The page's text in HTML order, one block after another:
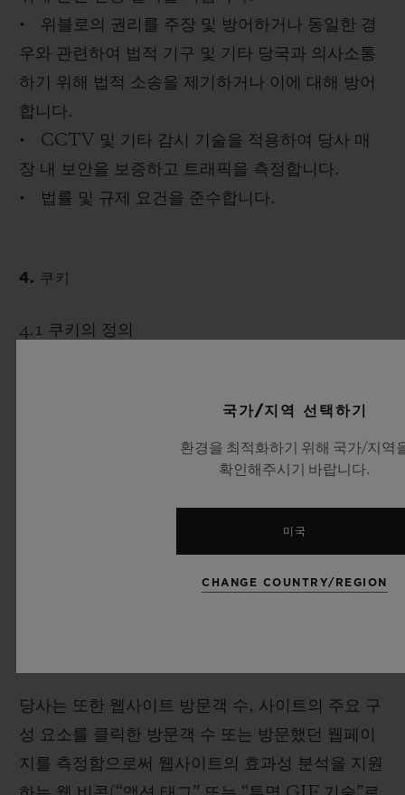
• 위블로의 권리를 주장 및 방어하거나 동일한 경
우와 관련하여 법적 기구 및 기타 당국과 의사소통
하기 위해 법적 소송을 제기하거나 이에 대해 방어
합니다.
• CCTV 및 기타 감시 기술을 적용하여 당사 매
장 내 보안을 보증하고 트래픽을 측정합니다.
• 법률 및 규제 요건을 준수합니다.
4. 쿠키
4.1 쿠키의 정의
를 인식하고 귀하의 방문에 대한 정보(예: 설정 언
어, 글꼴 크기 및 기타 설정)를 기억할 수 있습니다.
대부분의 웹 브라우저는 쿠키를 허용하도록 설정되
어 있습니다. 그렇지만 4.3 조항에서 언급되어 있는
것처럼 귀하는 귀하의 브라우저에서 모든 쿠키를
설정 할 수 있습니다. 그러나 쿠키를 허용하지 않을
당사는 또한 웹사이트 방문객 수, 사이트의 주요 구
성 요소를 클릭한 방문객 수 또는 방문했던 웹페이
지를 측정함으로써 웹사이트의 효과성 분석을 지원
국가/지역 선택하기
환경을 최적화하기 위해 국가/지역
확인해주시기 바랍니다.
미국
CHANGE COUNTRY/REGION